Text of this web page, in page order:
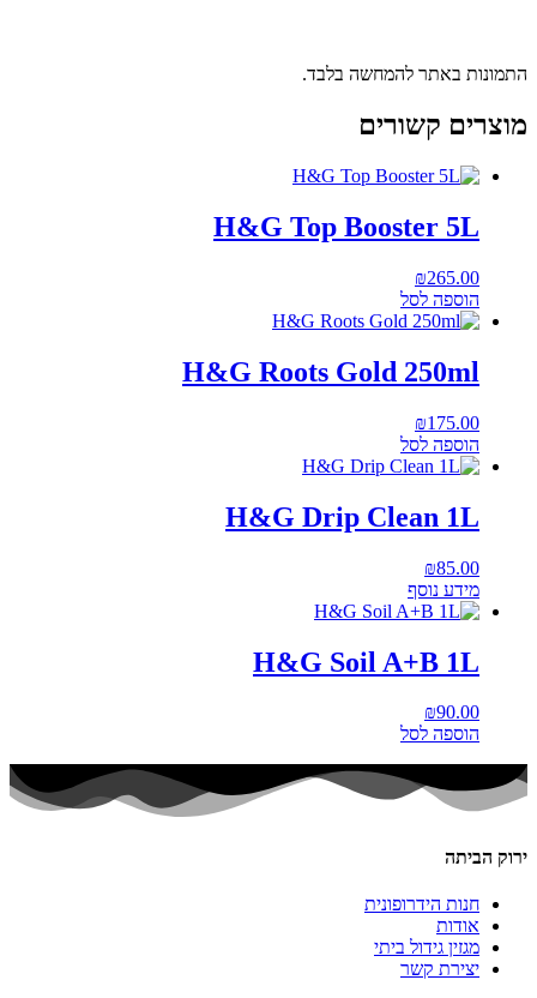
התמונות באתר להמחשה בלבד.
מוצרים קשורים
H&G Top Booster 5L
₪265.00
הוספה לסל
H&G Roots Gold 250ml
₪175.00
הוספה לסל
H&G Drip Clean 1L
₪85.00
מידע נוסף
H&G Soil A+B 1L
₪90.00
הוספה לסל
ירוק הביתה
חנות הידרופונית
אודות
מגזין גידול ביתי
יצירת קשר